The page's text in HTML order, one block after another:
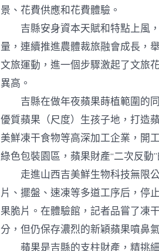
景、花費供應和花費體驗。
吉縣安身資本天賦和特點上風，
量，連續推進農體裁旅融會成長，
文旅運動，進一個步驟激起了文旅
異高。
吉縣在做年夜蘋果蒔植範圍的同
優質蘋果（尺度）生孩子地，打造
美鮮凍干食物等高深加工企業，開
綠色包裝園區，蘋果財產“二次反動
走進山西吉美鮮生物科技無限公
片、擺盤、速凍等多道工序后，停
果脆片。在體驗館，記者品嘗了凍
分，但仍保存濃烈的新穎蘋果噴鼻
蘋果是吉縣的支柱財產，精挑細